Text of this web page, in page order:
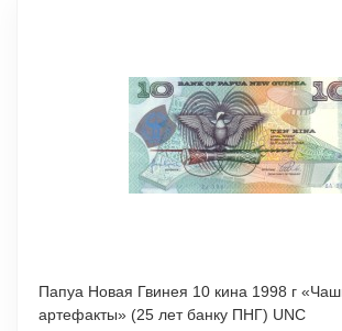
Папуа Новая Гвинея 10 кина 1998 г
артефакты» (25 лет банку ПНГ) UNC